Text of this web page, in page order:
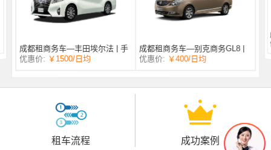
成都租商务车—丰田埃尔法 | 手
自一体 |
优惠价: ￥1500/日均
成都租商务车—别克商务GL8 |
自动挡 | 7座
优惠价: ￥400/日均
租车流程 成功案例